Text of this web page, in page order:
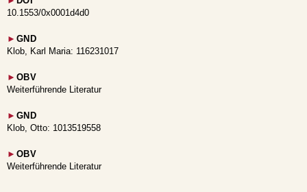
10.1553/0x0001d4d0
► GND
Klob, Karl Maria: 116231017
► OBV
Weiterführende Literatur
► GND
Klob, Otto: 1013519558
► OBV
Weiterführende Literatur